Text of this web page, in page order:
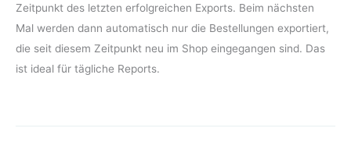
Zeitpunkt des letzten erfolgreichen Exports. Beim nächsten
Mal werden dann automatisch nur die Bestellungen exportiert,
die seit diesem Zeitpunkt neu im Shop eingegangen sind. Das
ist ideal für tägliche Reports.